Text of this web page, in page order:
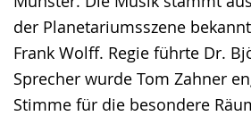
der Planetariumsszene
Frank Wolff. Regie führte Dr.
Sprecher wurde Tom Zahner
Stimme für die besondere